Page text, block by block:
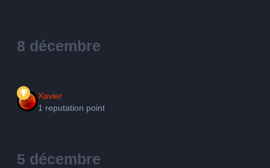
8 décembre
Xavier
1 reputation point
5 décembre